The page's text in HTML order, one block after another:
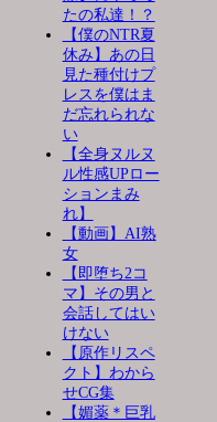
たの私達！？
【僕のNTR夏
休み】あの日
見た種付けプ
レスを僕はま
だ忘れられな
い
【全身ヌルヌ
ル性感UPロー
ションまみ
れ】
【動画】AI熟
女
【即堕ち2コ
マ】その男と
会話してはい
けない
【原作リスペ
クト】わから
せCG集
【媚薬＊巨乳